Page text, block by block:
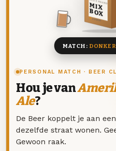
PERSONAL MATCH · BEER
Hou je van
Ale?
De Beer koppelt je aan
dezelfde straat wonen.
Gewoon raak.
DEZE MAAND
MIX
BOX
8 BIEREN
MATCH: